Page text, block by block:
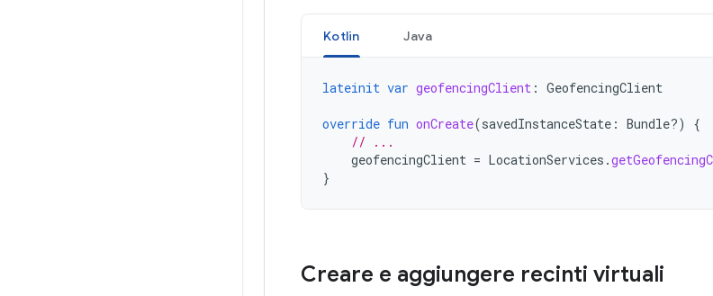
Kotlin Java
lateinit var geofencingClient : GeofencingClient
override fun onCreate(savedInstanceState : Bundle?)
{
// ...
geofencingClient = LocationServices .
}
Creare e aggiungere recinti virtuali